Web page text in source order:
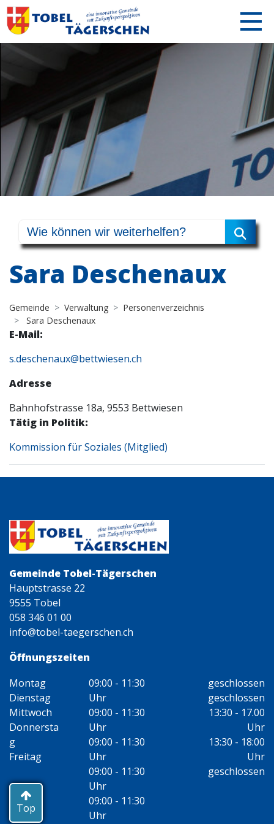
Sara Deschenaux
Gemeinde Verwaltung
Personenverzeichnis
Sara Deschenaux
E-Mail:
s.deschenaux@bettwiesen.ch
Adresse
Bahnhofstrasse 18a, 9553 Bettwiesen
Tätig in Politik:
Kommission für Soziales (Mitglied)
Öffnungszeiten
Gemeinde Tobel-Tägerschen
Hauptstrasse 22
9555 Tobel
058 346 01 00
info@tobel-taegerschen.ch
Montag
Dienstag
Mittwoch
Donnersta
g
Freitag
09:00 - 11:30
Uhr
09:00 - 11:30
Uhr
09:00 - 11:30
Uhr
09:00 - 11:30
Uhr
09:00 - 11:30
Uhr
geschlossen
geschlossen
13:30 - 17.00
Uhr
13:30 - 18:00
Uhr
geschlossen
Top